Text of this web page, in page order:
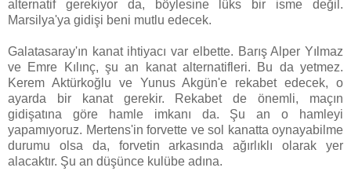
alternatif gerekiyor da, böylesine lüks bir isme değil.
Marsilya'ya gidişi beni mutlu edecek.
Galatasaray'ın kanat ihtiyacı var elbette. Barış Alper Yılmaz
ve Emre Kılınç, şu an kanat alternatifleri. Bu da yetmez.
Kerem Aktürkoğlu ve Yunus Akgün'e rekabet edecek, o
ayarda bir kanat gerekir. Rekabet de önemli, maçın
gidişatına göre hamle imkanı da. Şu an o hamleyi
yapamıyoruz. Mertens'in forvette ve sol kanatta oynayabilme
durumu olsa da, forvetin arkasında ağırlıklı olarak yer
alacaktır. Şu an düşünce kulübe adına.